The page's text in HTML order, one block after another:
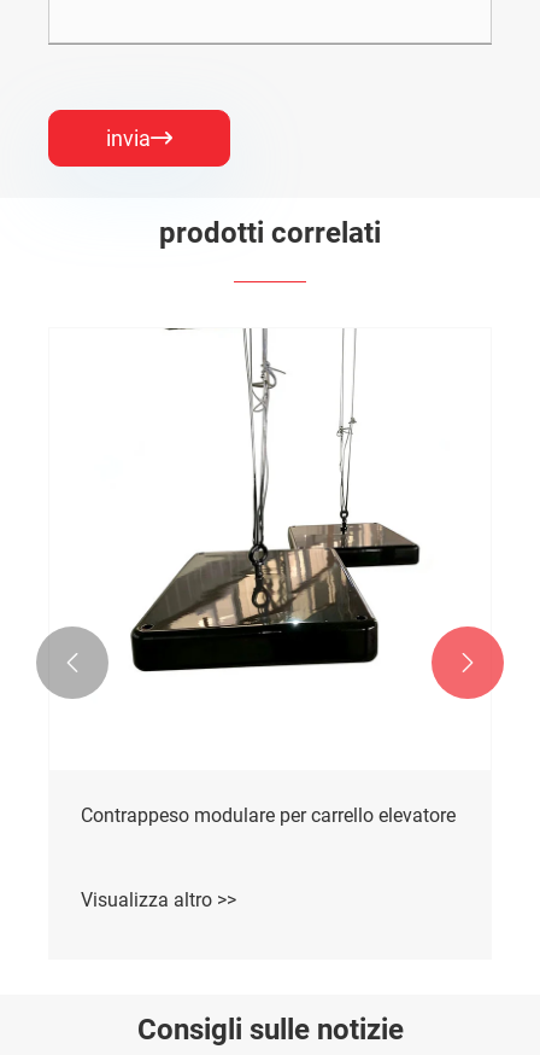
invia
prodotti correlati
Contrappeso modulare per carrello elevatore
Visualizza altro >>
 
Consigli sulle notizie